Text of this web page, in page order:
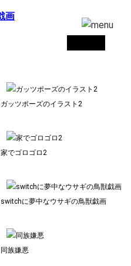
ガッツポーズのイラスト2
家でゴロゴロ2
switchに夢中なウサギの鳥獣戯画
同族嫌悪